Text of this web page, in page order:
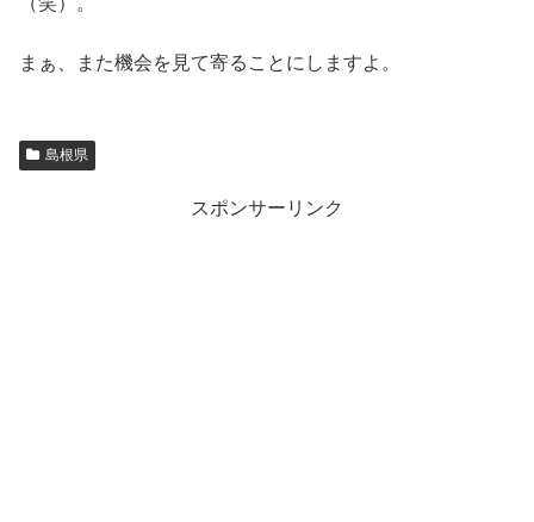
まぁ、また機会を見て寄ることにしますよ。
島根県
スポンサーリンク